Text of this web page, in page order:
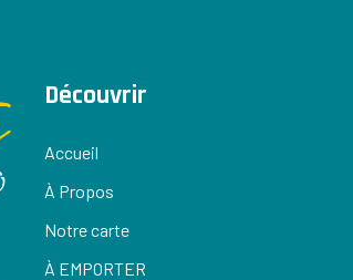
Découvrir
Accueil
À Propos
Notre carte
À EMPORTER